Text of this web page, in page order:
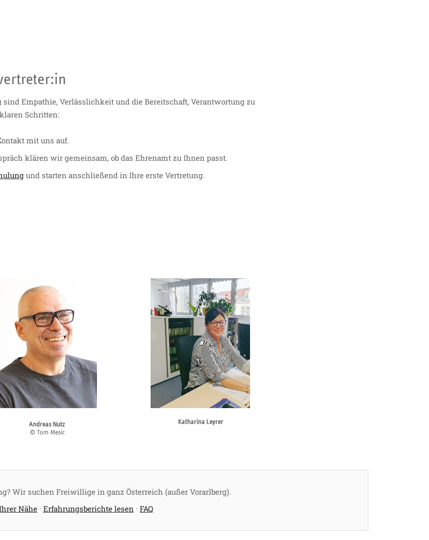
Empathie, Verlässlichkeit und die Bereitschaft, Verantwortung zu
Schritten:
mit uns auf.
klären wir gemeinsam, ob das Ehrenamt zu Ihnen passt.
und starten anschließend in Ihre erste Vertretung.
Andreas Nutz
© Tom Mesic
Katharina Leyrer
Wir suchen Freiwillige in ganz Österreich (außer Vorarlberg).
Nähe · Erfahrungsberichte lesen · FAQ